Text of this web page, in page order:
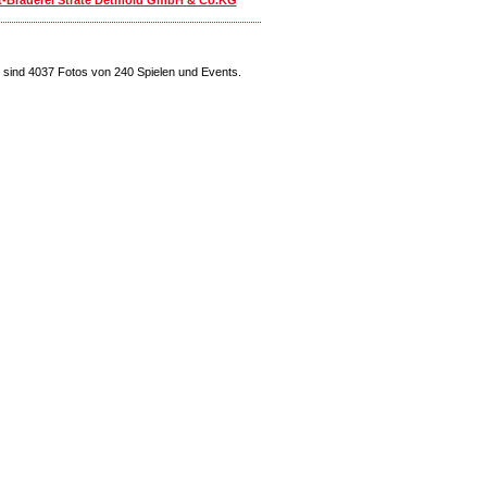
sind 4037 Fotos von 240 Spielen und Events.